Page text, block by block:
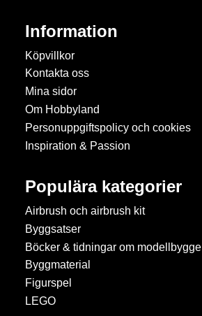
Information
Köpvillkor
Kontakta oss
Mina sidor
Om Hobbyland
Personuppgiftspolicy och cookies
Inspiration & Passion
Populära kategorier
Airbrush och airbrush kit
Byggsatser
Böcker & tidningar om modellbygge
Byggmaterial
Figurspel
LEGO